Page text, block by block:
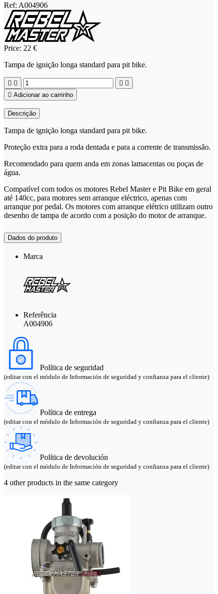
Ref: A004906
Price: 22 €
Tampa de ignição longa standard para pit bike.
   
 Adicionar ao carrinho
Descrição
Tampa de ignição longa standard para pit bike.
Proteção extra para a roda dentada e para a corrente de transmissão.
Recomendado para quem anda em zonas lamacentas ou poças de
água.
Compatível com todos os motores Rebel Master e Pit Bike em geral
até 140cc, para motores sem arranque eléctrico, apenas com
arranque por pedal. Os motores com arranque elétrico utilizam outro
desenho de tampa de acordo com a posição do motor de arranque.
Dados do produto
Marca
Referência
A004906
Política de seguridad
(editar con el módulo de Información de seguridad y confianza para el cliente)
Política de entrega
(editar con el módulo de Información de seguridad y confianza para el cliente)
Política de devolución
(editar con el módulo de Información de seguridad y confianza para el cliente)
4 other products in the same category